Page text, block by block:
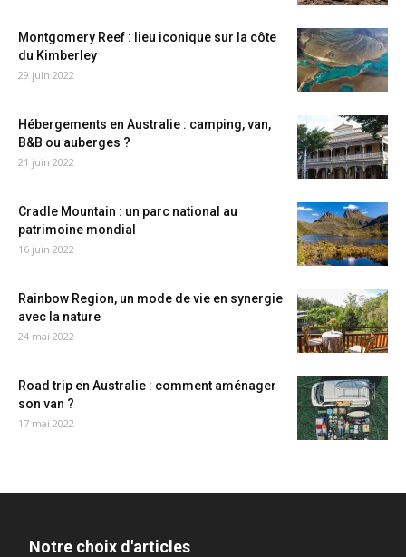
Montgomery Reef : lieu iconique sur la côte
du Kimberley
29 juin 2022
Hébergements en Australie : camping, van,
B&B ou auberges ?
21 juin 2022
Cradle Mountain : un parc national au
patrimoine mondial
16 juin 2022
Rainbow Region, un mode de vie en synergie
avec la nature
24 mai 2022
Road trip en Australie : comment aménager
son van ?
17 mai 2022
Notre choix d'articles